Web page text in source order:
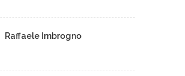
Raffaele Imbrogno